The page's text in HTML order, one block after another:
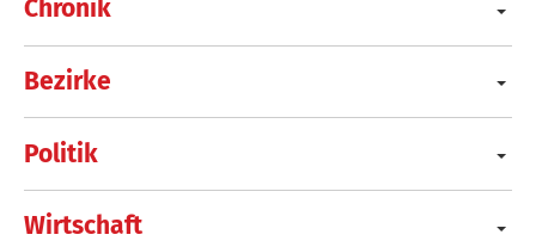
Chronik
Bezirke
Politik
Wirtschaft